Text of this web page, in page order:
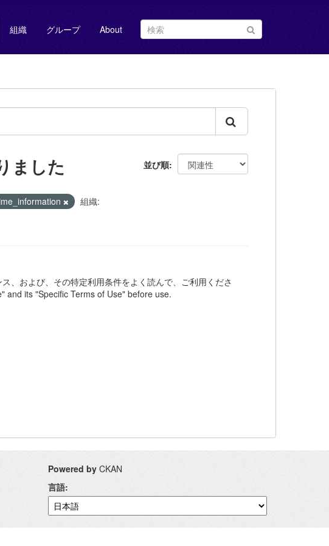
組織 グループ About
並び順
ました
組織:
、および、その特定利用条件をよく読んで、ご利用くださ
and its "Specific Terms of Use" before use.
Powered by CKAN
言語